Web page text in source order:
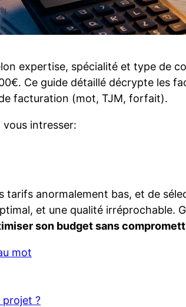
expertise, spécialité et type de
Ce guide détaillé décrypte les
facturation (mot, TJM, forfait).
vous intresser:
tarifs anormalement bas, et de
et une qualité irréprochable.
son budget sans
mot
projet ?